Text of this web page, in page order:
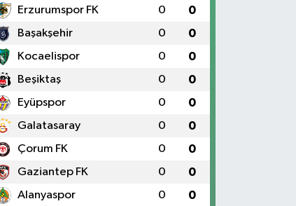
Erzurumspor FK 0 0
Başakşehir 0 0
Kocaelispor 0 0
Beşiktaş 0 0
Eyüpspor 0 0
Galatasaray 0 0
Çorum FK 0 0
Gaziantep FK 0 0
Alanyaspor 0 0